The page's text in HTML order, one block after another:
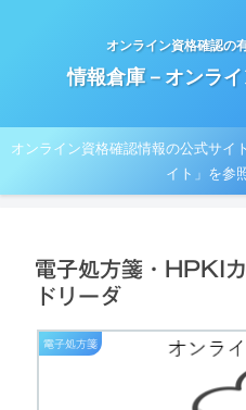
オンライン資格確認の
情報倉庫－オンラ
オンライン資格確認情報の公式サイ
イト」を参
電子処方箋・HPKI
ドリーダ
電子処方箋